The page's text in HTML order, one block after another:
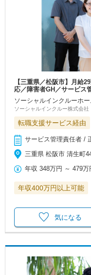
【三重県／松阪市】月給
応／障害者GH／サービス
ソーシャルインクルーホ
ソーシャルインクルー株式会社
転職支援サービス経由
サービス管理責任者 /
三重県 松阪市 清生町
年収 348万円 ～479万
年収400万円以上可能
気になる